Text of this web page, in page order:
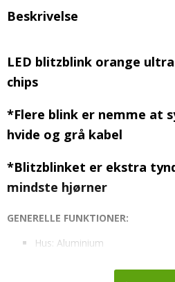
Beskrivelse
LED blitzblink orange
chips
*Flere blink er nemme at
hvide og grå kabel
*Blitzblinket er ekstra
mindste hjørner
GENERELLE FUNKTIONER:
Hus: Aluminium
Farve hus: Sort/gennemsigtig